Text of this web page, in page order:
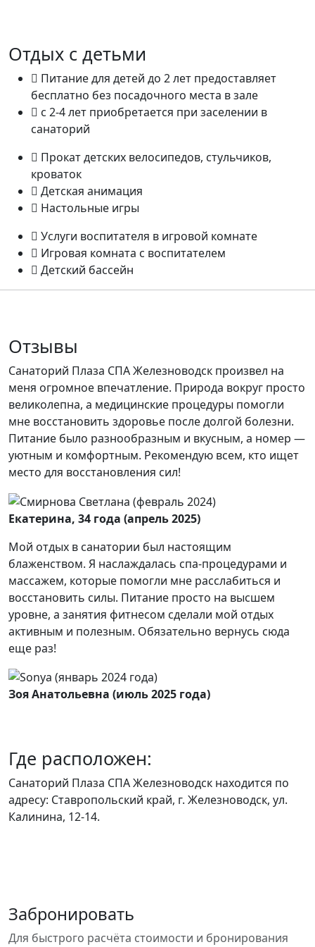
Отдых с детьми
Питание для детей до 2 лет предоставляет
бесплатно без посадочного места в зале
с 2-4 лет приобретается при заселении в
санаторий
Прокат детских велосипедов, стульчиков,
кроваток
Детская анимация
Настольные игры
Услуги воспитателя в игровой комнате
Игровая комната с воспитателем
Детский бассейн
Отзывы
Санаторий Плаза СПА Железноводск произвел на
меня огромное впечатление. Природа вокруг просто
великолепна, а медицинские процедуры помогли
мне восстановить здоровье после долгой болезни.
Питание было разнообразным и вкусным, а номер —
уютным и комфортным. Рекомендую всем, кто ищет
место для восстановления сил!
Екатерина, 34 года (апрель 2025)
Мой отдых в санатории был настоящим
блаженством. Я наслаждалась спа-процедурами и
массажем, которые помогли мне расслабиться и
восстановить силы. Питание просто на высшем
уровне, а занятия фитнесом сделали мой отдых
активным и полезным. Обязательно вернусь сюда
еще раз!
Зоя Анатольевна (июль 2025 года)
Где расположен:
Санаторий Плаза СПА Железноводск находится по
адресу: Ставропольский край, г. Железноводск, ул.
Калинина, 12-14.
Забронировать
Для быстрого расчёта стоимости и бронирования